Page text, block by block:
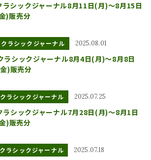
ラシックジャーナル8月11日(月)～8月15日
)販売分
クラシックジャーナル 2025.08.01
ラシックジャーナル8月4日(月)～8月8日
)販売分
クラシックジャーナル 2025.07.25
ラシックジャーナル7月28日(月)～8月1日
)販売分
クラシックジャーナル 2025.07.18